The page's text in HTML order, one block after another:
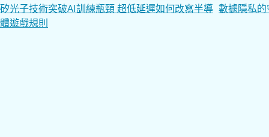
文
章
矽光子技術突破AI訓練瓶頸 超低延遲如何改寫半導
體遊戲規則
數據隱私